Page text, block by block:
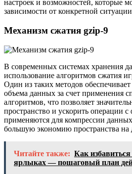
настроек и возможностей, которые
зависимости от конкретной
Механизм сжатия gzip-9
В современных системах хранения
использование алгоритмов сжатия
Один из таких методов
объема данных за счет применения
алгоритмов, что позволяет
пространство и ускорить операции
применяются для компрессии
большую экономию пространства на
Читайте также: Как
ярлыках — пошаговый план